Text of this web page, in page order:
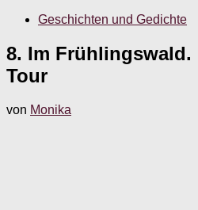
Geschichten und Gedichte
8. Im
Tour
von Monika